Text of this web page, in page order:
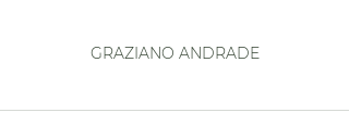
GRAZIANO ANDRADE